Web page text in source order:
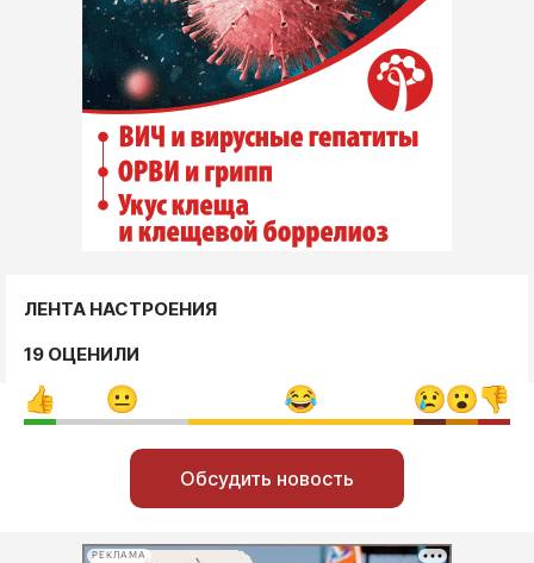
ЛЕНТА НАСТРОЕНИЯ
19 ОЦЕНИЛИ
Обсудить новость
РЕКЛАМА